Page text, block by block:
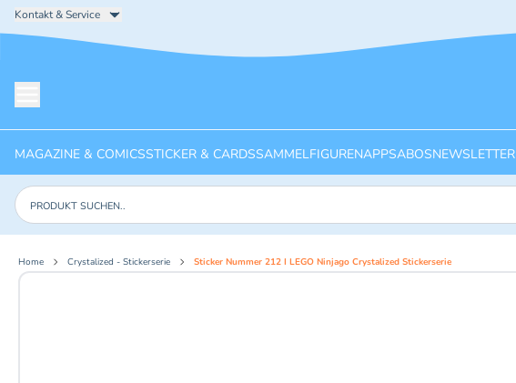
Kontakt & Service
MAGAZINE & COMICSSTICKER & CARDSSAMMELFIGURENAPPSABOSNEWSLETTER
Produkte suchen
Home Crystalized - Stickerserie Sticker Nummer 212 I LEGO Ninjago Crystalized Stickerserie